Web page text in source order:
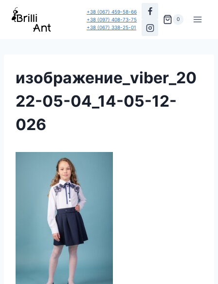
Перейти
+38 (067) 459-58-66
+38 (097) 408-73-75
+38 (067) 338-25-01
0
изображение_viber_20
22-05-04_14-05-12-
026